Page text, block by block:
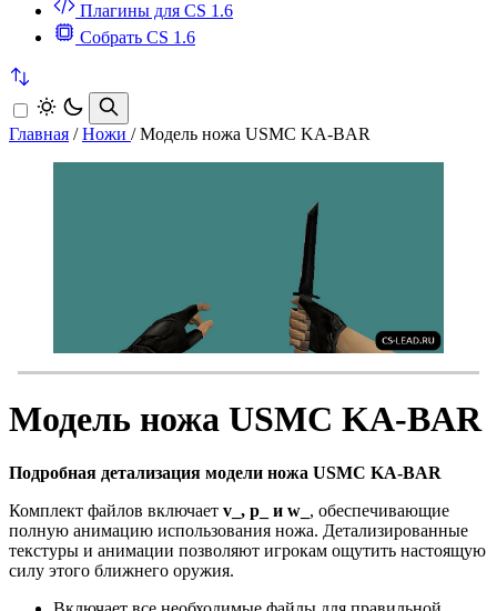
Плагины для CS 1.6
Собрать CS 1.6
Главная / Ножи / Модель ножа USMC KA-BAR
Модель ножа USMC KA-BAR
Подробная детализация модели ножа USMC KA-BAR
Комплект файлов включает v_, p_ и w_ , обеспечивающие
полную анимацию использования ножа. Детализированные
текстуры и анимации позволяют игрокам ощутить настоящую
силу этого ближнего оружия.